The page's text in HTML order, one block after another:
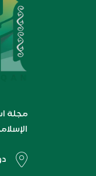
مجلة